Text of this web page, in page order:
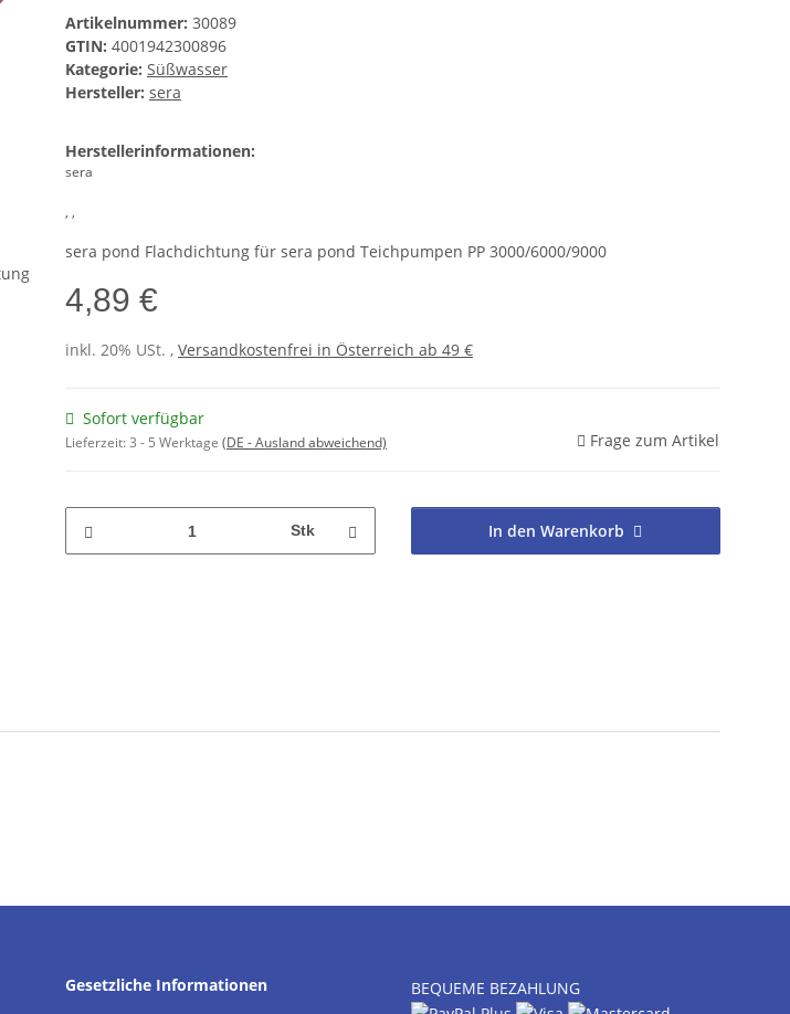
Artikelnummer: 30089
GTIN: 4001942300896
Kategorie: Süßwasser
Hersteller: sera
Herstellerinformationen:
sera
, ,
sera pond Flachdichtung für sera pond Teichpumpen PP 3000/6000/9000
4,89 €
inkl. 20% USt. , Versandkostenfrei in Österreich ab 49 €
Sofort verfügbar
Lieferzeit:3 - 5 Werktage (DE - Ausland abweichend) Frage zum Artikel
Stk In den Warenkorb
Gesetzliche Informationen BEQUEME BEZAHLUNG